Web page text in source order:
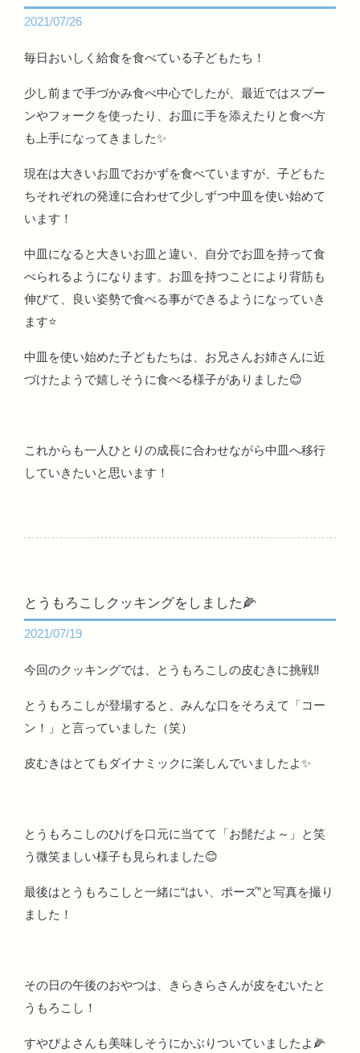
2021/07/26
毎日おいしく給食を食べている子どもたち！
少し前まで手づかみ食べ中心でしたが、最近ではスプー
ンやフォークを使ったり、お皿に手を添えたりと食べ方
も上手になってきました✨
現在は大きいお皿でおかずを食べていますが、子どもた
ちそれぞれの発達に合わせて少しずつ中皿を使い始めて
います！
中皿になると大きいお皿と違い、自分でお皿を持って食
べられるようになります。お皿を持つことにより背筋も
伸びて、良い姿勢で食べる事ができるようになっていき
ます⭐
中皿を使い始めた子どもたちは、お兄さんお姉さんに近
づけたようで嬉しそうに食べる様子がありました😊
これからも一人ひとりの成長に合わせながら中皿へ移行
していきたいと思います！
とうもろこしクッキングをしました🌽
2021/07/19
今回のクッキングでは、とうもろこしの皮むきに挑戦‼
とうもろこしが登場すると、みんな口をそろえて「コー
ン！」と言っていました（笑）
皮むきはとてもダイナミックに楽しんでいましたよ✨
とうもろこしのひげを口元に当てて「お髭だよ～」と笑
う微笑ましい様子も見られました😊
最後はとうもろこしと一緒に“はい、ポーズ”と写真を撮り
ました！
その日の午後のおやつは、きらきらさんが皮をむいたと
うもろこし！
すやぴよさんも美味しそうにかぶりついていましたよ🌽